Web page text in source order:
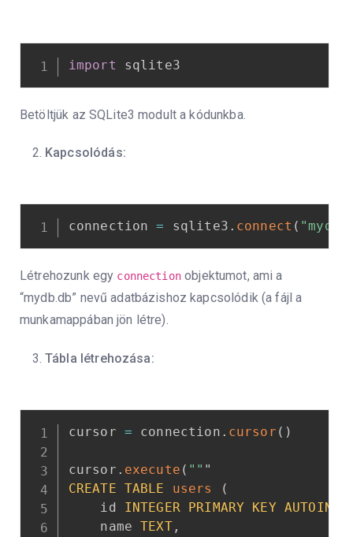
import sqlite3
Betöltjük az SQLite3 modult a kódunkba.
Kapcsolódás:
connection = sqlite3 . connect (
Létrehozunk egy connectionobjektumot, ami a
“mydb.db” nevű adatbázishoz kapcsolódik (a fájl a
munkamappában jön létre).
Tábla létrehozása:
cursor = connection . cursor ( )
cursor . execute ( ""
CREATE TABLE users
(
    id
INTEGER PRIMARY KEY
    name
TEXT,